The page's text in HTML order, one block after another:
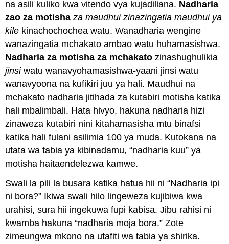
na asili kuliko kwa vitendo vya kujadiliana. Nadharia
zao za motisha za maudhui zinazingatia maudhui ya
kile kinachochochea watu. Wanadharia wengine
wanazingatia mchakato ambao watu huhamasishwa.
Nadharia za motisha za mchakato zinashughulikia
jinsiwatu wanavyohamasishwa-yaani jinsi watu
wanavyoona na kufikiri juu ya hali. Maudhui na
mchakato nadharia jitihada za kutabiri motisha katika
hali mbalimbali. Hata hivyo, hakuna nadharia hizi
zinaweza kutabiri nini kitahamasisha mtu binafsi
katika hali fulani asilimia 100 ya muda. Kutokana na
utata wa tabia ya kibinadamu, “nadharia kuu” ya
motisha haitaendelezwa kamwe.
Swali la pili la busara katika hatua hii ni “Nadharia ipi
ni bora?” Ikiwa swali hilo lingeweza kujibiwa kwa
urahisi, sura hii ingekuwa fupi kabisa. Jibu rahisi ni
kwamba hakuna “nadharia moja bora.” Zote
zimeungwa mkono na utafiti wa tabia ya shirika.